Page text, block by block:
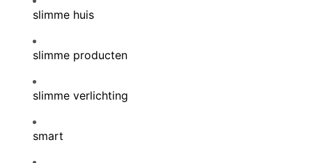
slimme huis
slimme producten
slimme verlichting
smart